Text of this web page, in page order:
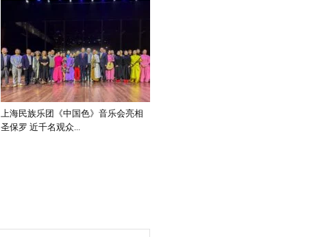
上海民族乐团《中国色》音乐会亮相
圣保罗 近千名观众...